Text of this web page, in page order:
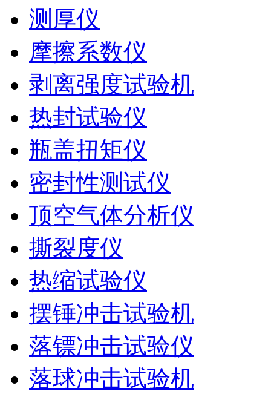
测厚仪
摩擦系数仪
剥离强度试验机
热封试验仪
瓶盖扭矩仪
密封性测试仪
顶空气体分析仪
撕裂度仪
热缩试验仪
摆锤冲击试验机
落镖冲击试验仪
落球冲击试验机